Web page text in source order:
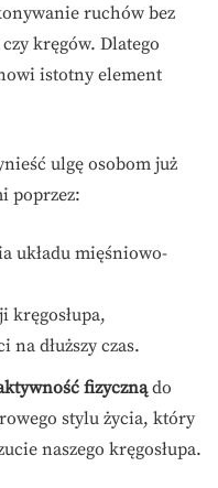
ruchów bez
kręgów. Dlatego
istotny element
ulgę osobom już
poprzez:
układu mięśniowo-
kręgosłupa,
na dłuższy czas.
fizycznądo
stylu życia, który
naszego kręgosłupa.